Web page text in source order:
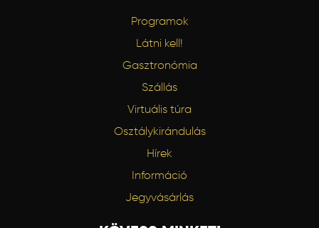
Programok
Látni kell!
Gasztronómia
Szállás
Virtuális túra
Osztálykirándulás
Hírek
Információ
Jegyvásárlás